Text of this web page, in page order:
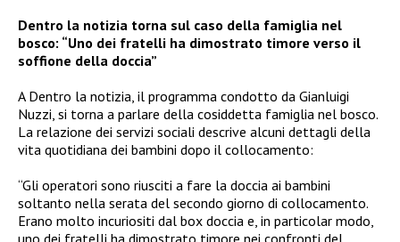
Dentro la notizia torna sul caso della famiglia nel
bosco: “Uno dei fratelli ha dimostrato timore verso il
soffione della doccia”
A Dentro la notizia, il programma condotto da Gianluigi
Nuzzi, si torna a parlare della cosiddetta famiglia nel bosco.
La relazione dei servizi sociali descrive alcuni dettagli della
vita quotidiana dei bambini dopo il collocamento:
“Gli operatori sono riusciti a fare la doccia ai bambini
soltanto nella serata del secondo giorno di collocamento.
Erano molto incuriositi dal box doccia e, in particolar modo,
uno dei fratelli ha dimostrato timore nei confronti del